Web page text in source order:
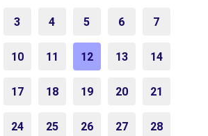
3 4 5 6 7
10 11 12 13 14
17 18 19 20 21
24 25 26 27 28